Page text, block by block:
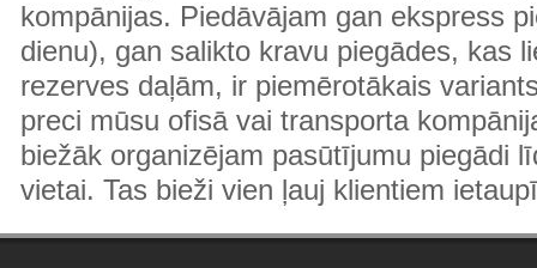
kompānijas. Piedāvājam gan ekspress
dienu), gan salikto kravu piegādes, kas
rezerves daļām, ir piemērotākais
preci mūsu ofisā vai transporta
biežāk organizējam pasūtījumu piegādi
vietai. Tas bieži vien ļauj klientiem